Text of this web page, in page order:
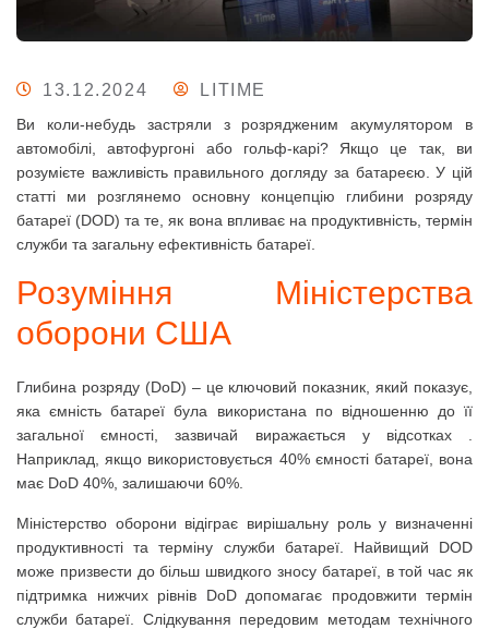
13.12.2024 LITIME
Ви коли-небудь застряли з розрядженим акумулятором в
автомобілі, автофургоні або гольф-карі? Якщо це так, ви
розумієте важливість правильного догляду за батареєю.У цій
статті ми розглянемо основну концепцію глибини розряду
батареї (DOD) та те, як вона впливає на продуктивність, термін
служби та загальну ефективність батареї.
Розуміння Міністерства
оборони США
Глибина розряду (DoD) – це ключовий показник, який показує,
яка ємність батареї була використана по відношенню до її
загальної ємності, зазвичай виражається у відсотках .
Наприклад, якщо використовується 40% ємності батареї, вона
має DoD 40%, залишаючи 60%.
Міністерство оборони відіграє вирішальну роль у визначенні
продуктивності та терміну служби батареї. Найвищий DOD
може призвести до більш швидкого зносу батареї, в той час як
підтримка нижчих рівнів DoD допомагає продовжити термін
служби батареї. Слідкування передовим методам технічного